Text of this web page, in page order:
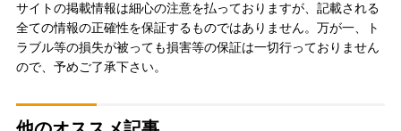
サイトの掲載情報は細心の注意を払っておりますが、記載される
全ての情報の正確性を保証するものではありません。万が一、ト
ラブル等の損失が被っても損害等の保証は一切行っておりません
ので、予めご了承下さい。